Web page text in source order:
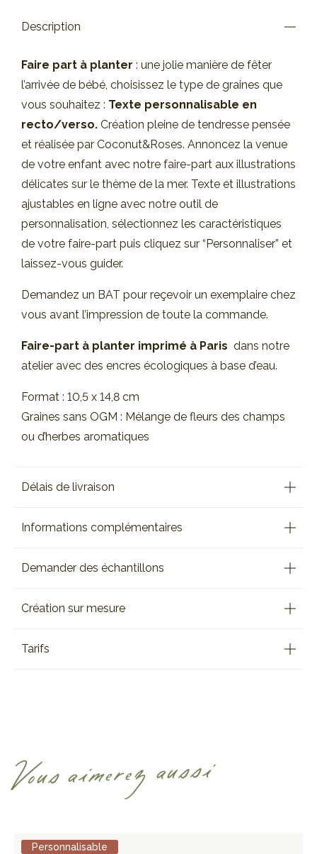
Description
Faire part à planter : une jolie manière de fêter
l’arrivée de bébé, choisissez le type de graines que
vous souhaitez : Texte personnalisable en
recto/verso. Création pleine de tendresse pensée
et réalisée par Coconut&Roses. Annoncez la venue
de votre enfant avec notre faire-part aux illustrations
délicates sur le thème de la mer. Texte et illustrations
ajustables en ligne avec notre outil de
personnalisation, sélectionnez les caractéristiques
de votre faire-part puis cliquez sur “Personnaliser” et
laissez-vous guider.
Demandez un BAT pour reçevoir un exemplaire chez
vous avant l’impression de toute la commande.
Faire-part à planter imprimé à Paris dans notre
atelier avec des encres écologiques à base d’eau.
Format : 10,5 x 14,8 cm
Graines sans OGM : Mélange de fleurs des champs
ou d’herbes aromatiques
Délais de livraison
Informations complémentaires
Demander des échantillons
Création sur mesure
Tarifs
Vous aimerez aussi
Personnalisable